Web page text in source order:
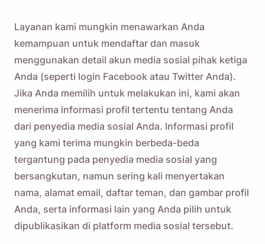
Layanan kami mungkin menawarkan Anda
kemampuan untuk mendaftar dan masuk
menggunakan detail akun media sosial pihak ketiga
Anda (seperti login Facebook atau Twitter Anda).
Jika Anda memilih untuk melakukan ini, kami akan
menerima informasi profil tertentu tentang Anda
dari penyedia media sosial Anda. Informasi profil
yang kami terima mungkin berbeda-beda
tergantung pada penyedia media sosial yang
bersangkutan, namun sering kali menyertakan
nama, alamat email, daftar teman, dan gambar profil
Anda, serta informasi lain yang Anda pilih untuk
dipublikasikan di platform media sosial tersebut.